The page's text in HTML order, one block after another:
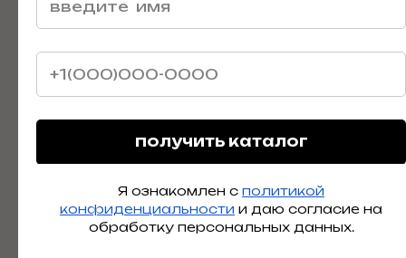
получить каталог
Я ознакомлен с политикой
конфиденциальности и даю согласие на
обработку персональных данных.
Я ознакомлен с
конфиденциальностии даю согласие на